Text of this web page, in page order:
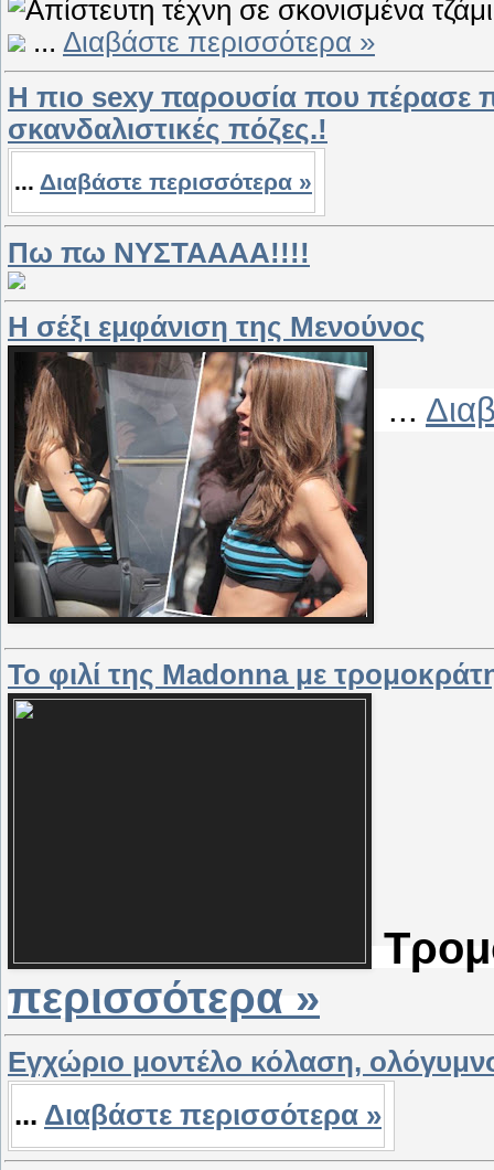
... Διαβάστε περισσότερα »
Η πιο sexy παρουσία που πέρασε
σκανδαλιστικές πόζες.!
... Διαβάστε περισσότερα »
Πω πω ΝΥΣΤΑΑΑΑ!!!!
Η σέξι εμφάνιση της Μενούνος
...
Το φιλί της Madonna με
περισσότερα »
Εγχώριο μοντέλο κόλαση,
... Διαβάστε περισσότερα »